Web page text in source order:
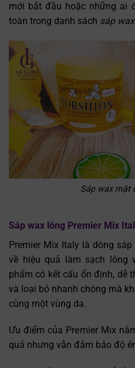
mới bắt đầu hoặc những ai
toàn trong danh sách sáp
Sáp wax mật
Sáp wax lông Premier Mix
Premier Mix Italy là dòng
về hiệu quả làm sạch lông
phẩm có kết cấu ổn định, dễ
và loại bỏ nhanh chóng mà
cùng một vùng da.
Ưu điểm của Premier Mix
quả nhưng vẫn đảm bảo độ